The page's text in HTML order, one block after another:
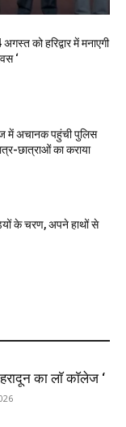
को हरिद्वार में मनाएगी
‘
में अचानक पहुंची पुलिस
छात्राओं का कराया
के चरण, अपने हाथों से
का लाॅ काॅलेज ‘